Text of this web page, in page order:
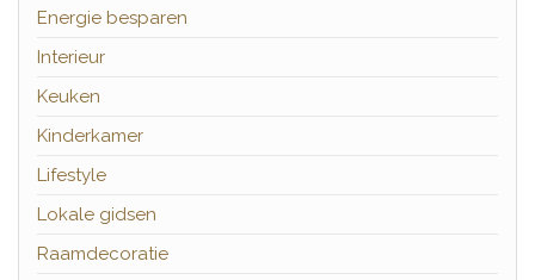
Energie besparen
Interieur
Keuken
Kinderkamer
Lifestyle
Lokale gidsen
Raamdecoratie